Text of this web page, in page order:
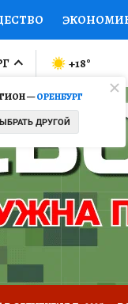
ПРОИСШЕСТВИЯ
МИР Я ЗНАЮ
СЕРИАЛЫ
—ОРЕНБУРГ
ДРУГОЙ
+18°